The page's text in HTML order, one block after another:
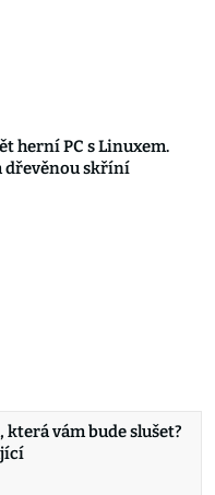
herní PC s Linuxem.
dřevěnou skříní
která vám bude slušet?